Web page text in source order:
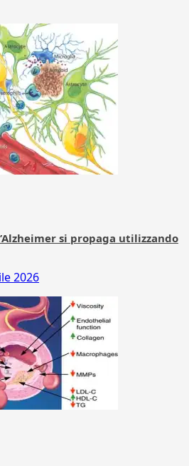
si propaga utilizzando
2026